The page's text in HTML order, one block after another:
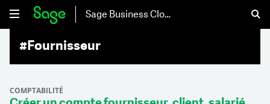
Sage Business Cloud
#Fournisseur
COMPTABILITÉ